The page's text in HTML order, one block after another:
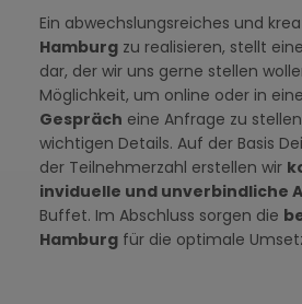
Ein abwechslungsreiches und
Hamburg zu realisieren, stellt
dar, der wir uns gerne stellen
Möglichkeit, um online oder in
Gespräch eine Anfrage zu
wichtigen Details. Auf der Basis
der Teilnehmerzahl erstellen wir
inviduelle und unverbindliche
Buffet. Im Abschluss sorgen die
Hamburg für die optimale